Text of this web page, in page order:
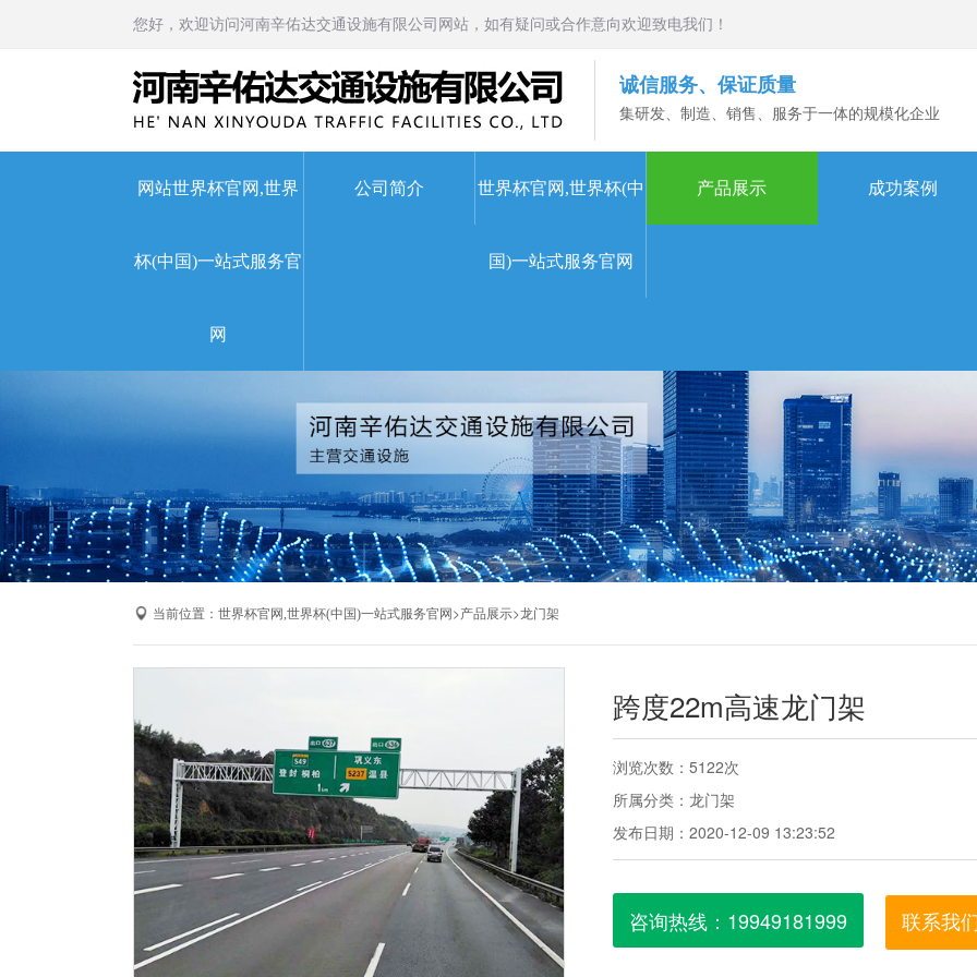
世界杯官网,世界杯(中国)一站式服务官网
您好，欢迎访问河南辛佑达交通设施有限公司网站，如有疑问或合作意向欢迎致电我们！
诚信服务、保证质量
集研发、制造、销售、服务于一体的规模化企业
网站世界杯官网,世界
杯(中国)一站式服务官
网
公司简介 世界杯官网,世界杯(中
国)一站式服务官网
产品展示 成功案例
当前位置： 世界杯官网,世界杯(中国)一站式服务官网 >产品展示>龙门架
跨度22m高速龙门架
浏览次数：5122次
所属分类：龙门架
发布日期：2020-12-09 13:23:52
咨询热线：19949181999 联系我